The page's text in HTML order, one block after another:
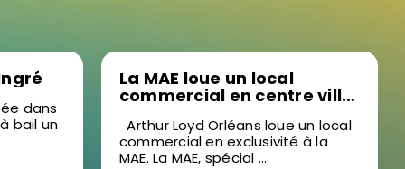
dans
bail un
La MAE loue un local
commercial en centre ville
Arthur Loyd Orléans loue un local
commercial en exclusivité à la
MAE. La MAE, spécial ...